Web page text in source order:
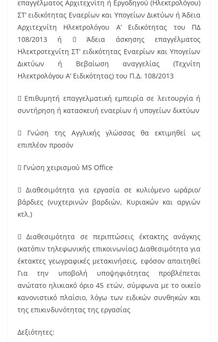
επαγγέλματος Αρχιτεχνίτη ή Εργοδηγού (Ηλεκτρολόγου)
ΣΤ’ ειδικότητας Εναερίων και Υπογείων Δικτύων ή Άδεια
Αρχιτεχνίτη Ηλεκτρολόγου Α’ Eιδικότητας του ΠΔ
108/2013 ή  Άδεια άσκησης επαγγέλματος
Ηλεκτροτεχνίτη ΣΤ’ ειδικότητας Εναερίων και Υπογείων
Δικτύων ή Βεβαίωση αναγγελίας (Τεχνίτη
Ηλεκτρολόγου Α’ Ειδικότητας) του Π.Δ. 108/2013
 Επιθυμητή επαγγελματική εμπειρία σε λειτουργία ή
συντήρηση ή κατασκευή εναερίων ή υπογείων δικτύων
 Γνώση της Αγγλικής γλώσσας θα εκτιμηθεί ως
επιπλέον προσόν
 Γνώση χειρισμού MS Office
 Διαθεσιμότητα για εργασία σε κυλιόμενο ωράριο/
βάρδιες (νυχτερινών βαρδιών, Κυριακών και αργιών
κτλ.)
 Διαθεσιμότητα σε περιπτώσεις έκτακτης ανάγκης
(κατόπιν τηλεφωνικής επικοινωνίας) Διαθεσιμότητα για
έκτακτες γεωγραφικές μετακινήσεις, εφόσον απαιτηθεί
Για την υποβολή υποψηφιότητας προβλέπεται
ανώτατο ηλικιακό όριο 45 ετών, σύμφωνα με το οικείο
κανονιστικό πλαίσιο, λόγω των ειδικών συνθηκών και
της επικινδυνότητας της εργασίας
Δεξιότητες: